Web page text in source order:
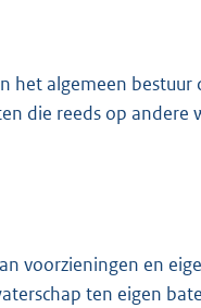
het algemeen bestuur
die reeds op andere
voorzieningen en
ten eigen